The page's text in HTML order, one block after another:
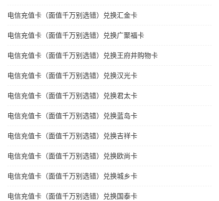
电信充值卡（面值千万别选错）兑换汇金卡
电信充值卡（面值千万别选错）兑换广聚福卡
电信充值卡（面值千万别选错）兑换王府井购物卡
电信充值卡（面值千万别选错）兑换汉光卡
电信充值卡（面值千万别选错）兑换君太卡
电信充值卡（面值千万别选错）兑换蓝岛卡
电信充值卡（面值千万别选错）兑换吉祥卡
电信充值卡（面值千万别选错）兑换欧尚卡
电信充值卡（面值千万别选错）兑换城乡卡
电信充值卡（面值千万别选错）兑换国泰卡